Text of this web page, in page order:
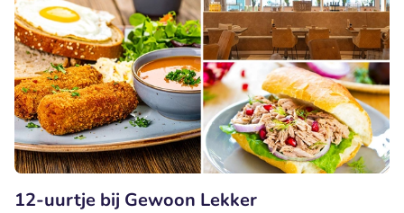
12-uurtje bij Gewoon Lekker